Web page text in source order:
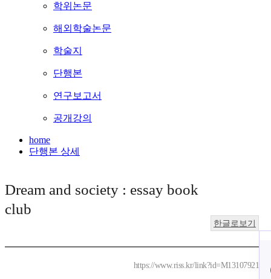
학위논문
해외학술논문
학술지
단행본
연구보고서
공개강의
home
단행본 상세
Dream and society : essay book
club
한글로보기
https://www.riss.kr/link?id=M13107921